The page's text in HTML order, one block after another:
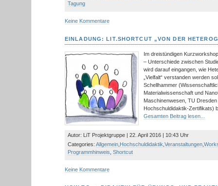
Tagung
Keine Kommentare
EINLADUNG: LIT.SHORTCUT „VON DER
Im dreistündigen
– Unterschiede zwischen
wird darauf eingangen, wie
„Vielfalt“ verstanden werden
Schellhammer
Materialwissenschaft und
Maschinenwesen, TU
Hochschuldidaktik-Zertifikats)
Gesamten Beitrag lesen...
Autor: LiT Projektgruppe | 22. April 2016 | 10:43 Uhr
Categories:Allgemein Hochschuldidaktik ,Veranstaltungen ,
Programmhinweis ,Shortcut
Keine Kommentare